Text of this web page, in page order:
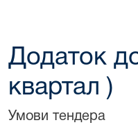
Додаток до
квартал )
Умови тендера